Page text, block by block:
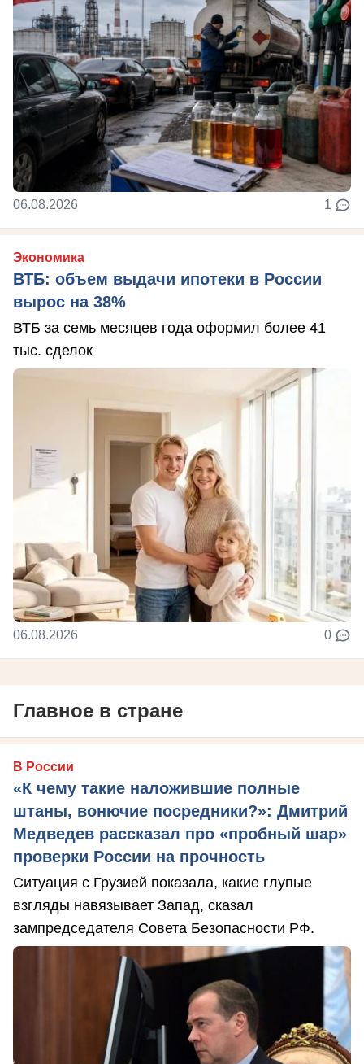
06.08.2026 1
Экономика
ВТБ: объем выдачи ипотеки в России
вырос на 38%
ВТБ за семь месяцев года оформил более 41
тыс. сделок
06.08.2026 0
Главное в стране
В России
«К чему такие наложившие полные
штаны, вонючие посредники?»: Дмитрий
Медведев рассказал про «пробный шар»
проверки России на прочность
Ситуация с Грузией показала, какие глупые
взгляды навязывает Запад, сказал
зампредседателя Совета Безопасности РФ.